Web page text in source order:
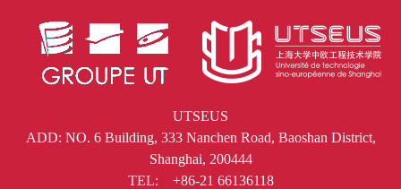
UTSEUS
ADD: NO. 6 Building, 333 Nanchen Road, Baoshan District,
Shanghai, 200444
TEL: +86-21 66136118